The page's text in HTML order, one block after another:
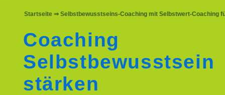
Startseite ⇒ Selbstbewusstseins-Coaching mit Selbstwert-Coaching
Coaching
Selbstbewusstsein
stärken